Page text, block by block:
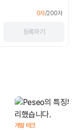
0자/200자
등록하기
개발 테크